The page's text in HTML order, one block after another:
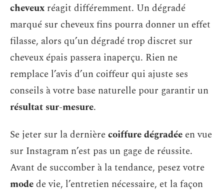
cheveux réagit différemment. Un dégradé
marqué sur cheveux fins pourra donner un effet
filasse, alors qu’un dégradé trop discret sur
cheveux épais passera inaperçu. Rien ne
remplace l’avis d’un coiffeur qui ajuste ses
conseils à votre base naturelle pour garantir un
résultat sur-mesure.
Se jeter sur la dernièrecoiffure dégradée en vue
sur Instagram n’est pas un gage de réussite.
Avant de succomber à la tendance, pesez votre
modede vie, l’entretien nécessaire, et la façon